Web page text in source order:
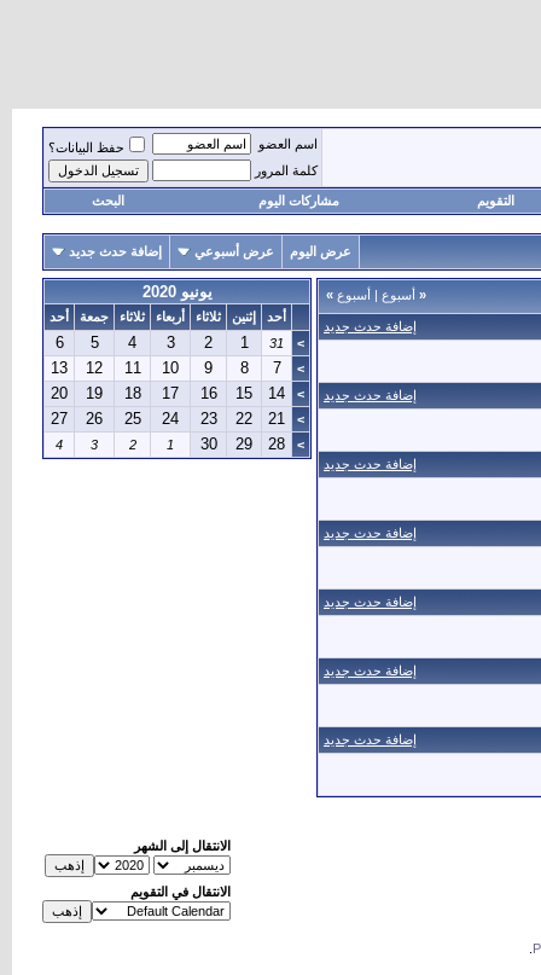
اسم العضو
حفظ البيانات؟
كلمة المرور
التقويم مشاركات اليوم البحث
عرض اليوم عرض أسبوعي إضافة حدث جديد
« أسبوع | أسبوع »
إضافة حدث جديد
إضافة حدث جديد
إضافة حدث جديد
إضافة حدث جديد
إضافة حدث جديد
إضافة حدث جديد
إضافة حدث جديد
يونيو 2020
أحد إثنين ثلاثاء أربعاء ثلاثاء جمعة
أحد
>
31
1
2
3
4
5
6
>
7
8
9
10
11
12
13
>
14
15
16
17
18
19
20
>
21
22
23
24
25
26
27
>
28
29
30
1
2
3
4
الانتقال إلى الشهر
الانتقال في التقويم